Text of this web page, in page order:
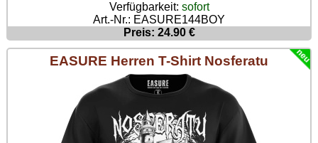
Verfügbarkeit: sofort
Art.-Nr.: EASURE144BOY
Preis: 24.90 €
EASURE Herren T-Shirt Nosferatu